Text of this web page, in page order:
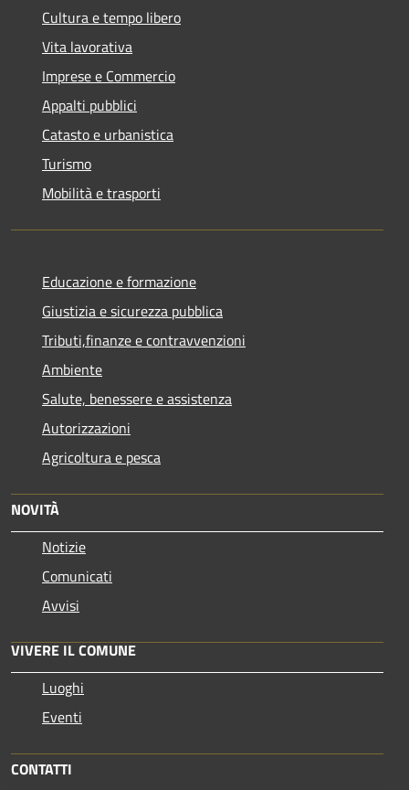
Cultura e tempo libero
Vita lavorativa
Imprese e Commercio
Appalti pubblici
Catasto e urbanistica
Turismo
Mobilità e trasporti
Educazione e formazione
Giustizia e sicurezza pubblica
Tributi,finanze e contravvenzioni
Ambiente
Salute, benessere e assistenza
Autorizzazioni
Agricoltura e pesca
NOVITÀ
Notizie
Comunicati
Avvisi
VIVERE IL COMUNE
Luoghi
Eventi
CONTATTI